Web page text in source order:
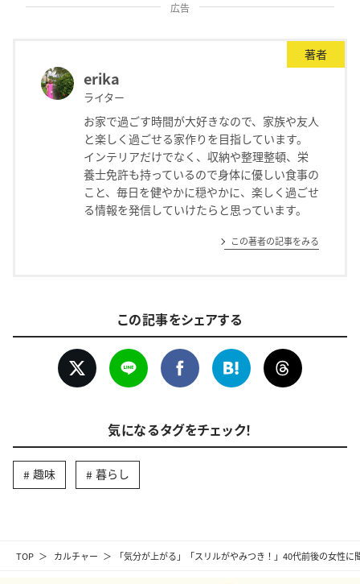
TOP カルチャー 「気分が上がる」「スリルがやみつき！」40代前後の女性
広告
著者
erika
ライター
お家で過ごす時間が大好きなので、家族や友人
と楽しく過ごせる家作りを目指しています。
インテリアだけでなく、収納や整理整頓、栄
養士免許も持っているので身体に優しい食事の
こと、毎日を健やかに穏やかに、楽しく過ごせ
る情報を発信していけたらと思っています。
この著者の記事をみる
この記事をシェアする
気になるタグをチェック！
趣味 暮らし